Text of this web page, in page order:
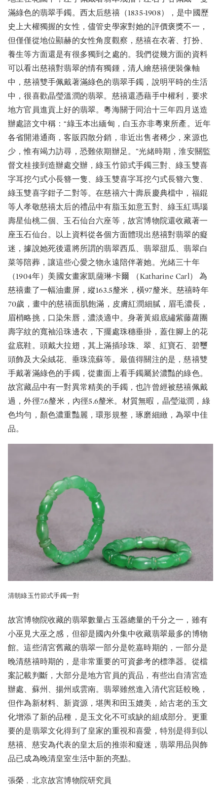
滿綠色的翡翠手鐲。西太后慈禧（1835-1908），是中國歷
史上大權獨握的女性，儘管史學家對她的評價褒獎不一，
但僅僅從地位顯赫的女性角度觀察，慈禧在衣著、打扮、
養生等方面還是有很多獨到之處的。我們從幾方面的資料
可以看出慈禧對翡翠的情有獨鍾，清人繪慈禧便裝像軸
中，慈禧雙手佩戴著滿綠色的翡翠手鐲，說明平時的生活
中，很喜歡晶瑩溫潤的翡翠。慈禧還憑藉手中權利，要求
地方官員進貢上好的翡翠。粵海關于同治十三年四月送造
辦處諮文中稱：“綠玉本出緬甸，白玉亦非粵東所產。近年
各省開港通商，客販四散分銷，非近出售者稀少，來源也
少，惟有竭力訪尋，恐難依期辦足。”光緒時期，淮安關監
督文桂接到造辦處交辦，綠玉竹節式手鐲三對、綠玉雙喜
字耳挖勺式小長簪一隻、綠玉雙喜字耳挖勺式長簪六隻、
綠玉雙喜字鉗子二對等。在慈禧六十壽辰慶典檔中，福錕
等人孝敬慈禧太后的禮品中有脂玉如意五對、綠玉紅瑪瑙
壽星仙桃二個、玉石仙台六座等，故宮博物院還收藏著一
座玉石仙台。以上資料從各個方面體現出慈禧對翡翠的癡
迷，據說她死後還將所謂的翡翠西瓜、翡翠甜瓜、翡翠白
菜等陪葬，讓這些心愛之物永遠陪伴著她。光緒三十年
（1904年）美國女畫家凱薩琳·卡爾 （Katharine Carl） 為
慈禧畫了一幅油畫屏，縱163.5釐米，橫97釐米。慈禧時年
70歲，畫中的慈禧面肌飽滿，皮膚紅潤細膩，眉毛濃長，
眉梢略挑，口染朱唇，濃淡適中。身著黃緞底繡紫藤蘿團
壽字紋的寬袖沿珠邊衣，下擺處珠穗垂掛，蓋住腳上的花
盆底鞋。頭戴大拉翅，其上滿插珍珠、翠、紅寶石、碧璽
頭飾及大朵絨花、垂珠流蘇等。最值得關注的是，慈禧雙
手戴著滿綠色的手鐲，從畫面上看手鐲屬於濃豔的綠色。
故宮藏品中有一對異常精美的手鐲，也許曾經被慈禧佩戴
過，外徑7.6釐米，內徑5.6釐米。材質無暇，晶瑩滋潤，綠
色均勻，顏色濃重豔麗，環形規整，琢磨細緻，為翠中佳
品。
清朝綠玉竹節式手鐲一對
故宮博物院收藏的翡翠數量占玉器總量的千分之一，雖有
小巫見大巫之感，但卻是國內外集中收藏翡翠最多的博物
館。這些清宮舊藏的翡翠一部分是乾嘉時期的，一部分是
晚清慈禧時期的，是非常重要的可資參考的標準器。從檔
案記載判斷，大部分是地方官員的貢品，有些出自清宮造
辦處、蘇州、揚州或雲南。翡翠雖然進入清代宮廷較晚，
但作為新材料、新資源，堪輿和田玉媲美，給古老的玉文
化增添了新的品種，是玉文化不可或缺的組成部分。更重
要的是翡翠文化得到了皇家的重視和喜愛，特別是得到以
慈禧、慈安為代表的皇太后的推崇和癡迷，翡翠用品與飾
品已成為晚清皇室生活中新的亮點。
張榮﹐北京故宮博物院研究員